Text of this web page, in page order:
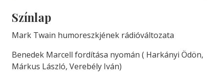
Színlap
Mark Twain humoreszkjének rádióváltozata
Benedek Marcell fordítása nyomán ( Harkányi Ödön,
Márkus László, Verebély Iván)